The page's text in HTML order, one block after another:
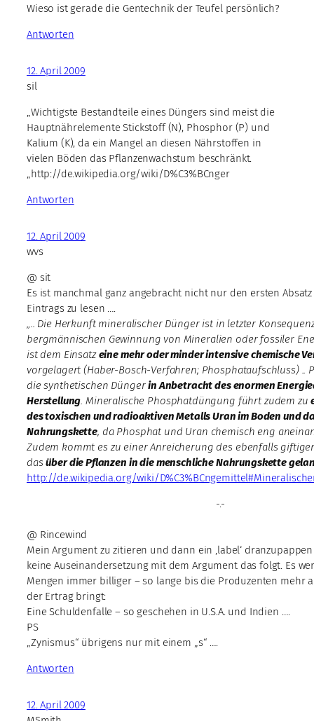
Wieso ist gerade die Gentechnik der Teufel persönlich?
Antworten
12. April 2009
sil
„Wichtigste Bestandteile eines Düngers sind meist die
Hauptnährelemente Stickstoff (N), Phosphor (P) und
Kalium (K), da ein Mangel an diesen Nährstoffen in
vielen Böden das Pflanzenwachstum beschränkt.
„http://de.wikipedia.org/wiki/D%C3%BCnger
Antworten
12. April 2009
wvs
@ sit
Es ist manchmal ganz angebracht nicht nur den ersten
Eintrags zu lesen ….
„.. Die Herkunft mineralischer Dünger ist in letzter
bergmännischen Gewinnung von Mineralien oder fossiler
ist dem Einsatzeine mehr oder minder intensive chemische
vorgelagert (Haber-Bosch-Verfahren; Phosphataufschluss) ..
die synthetischen Düngerin Anbetracht des enormen
Herstellung. Mineralische Phosphatdüngung führt zudem zu
des toxischen und radioaktiven Metalls Uran im Boden und
Nahrungskette, da Phosphat und Uran chemisch eng
Zudem kommt es zu einer Anreicherung des ebenfalls
dasüber die Pflanzen in die menschliche Nahrungskette
http://de.wikipedia.org/wiki/
-.-
@ Rincewind
Mein Argument zu zitieren und dann ein ‚label‘
keine Auseinandersetzung mit dem Argument das folgt. Es
Mengen immer billiger – so lange bis die Produzenten mehr
der Ertrag bringt:
Eine Schuldenfalle – so geschehen in U.S.A. und Indien ….
PS
„Zynismus“ übrigens nur mit einem „s“ ….
Antworten
12. April 2009